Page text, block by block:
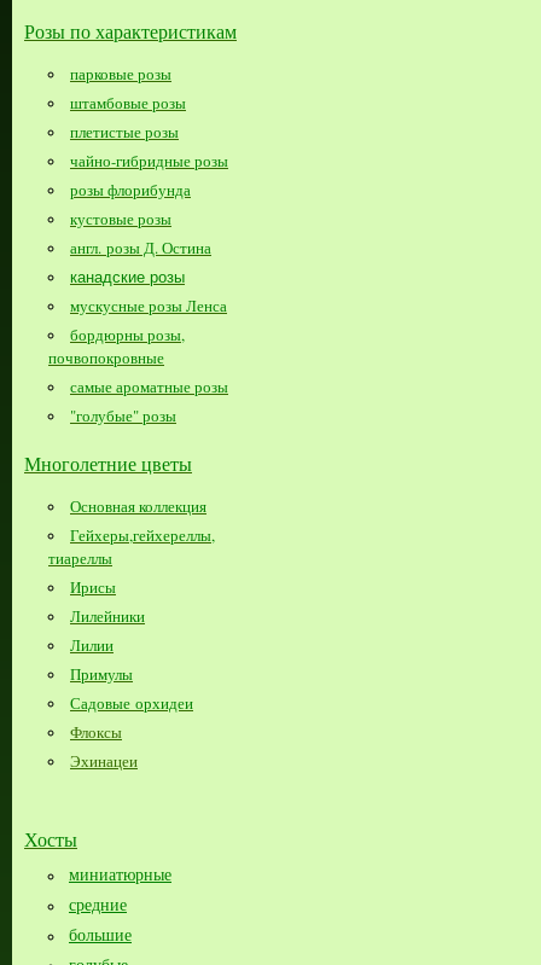
Розы по характеристикам
парковые розы
штамбовые розы
плетистые розы
чайно-гибридные розы
розы флорибунда
кустовые розы
англ. розы Д. Остина
канадские розы
мускусные розы Ленса
бордюрны розы,
почвопокровные
самые ароматные розы
"голубые" розы
Многолетние цветы
Основная коллекция
Гейхеры,гейхереллы,
тиареллы
Ирисы
Лилейники
Лилии
Примулы
Садовые орхидеи
Флоксы
Эхинацеи
Хосты
миниатюрные
средние
большие​